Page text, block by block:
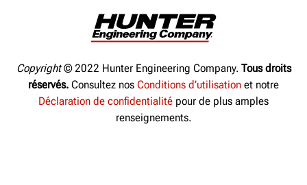
EN SAVOIR PLUS
Copyright© 2022 Hunter Engineering Company. Tous droits
réservés. Consultez nos Conditions d’utilisation et notre
Déclaration de confidentialité pour de plus amples
renseignements.